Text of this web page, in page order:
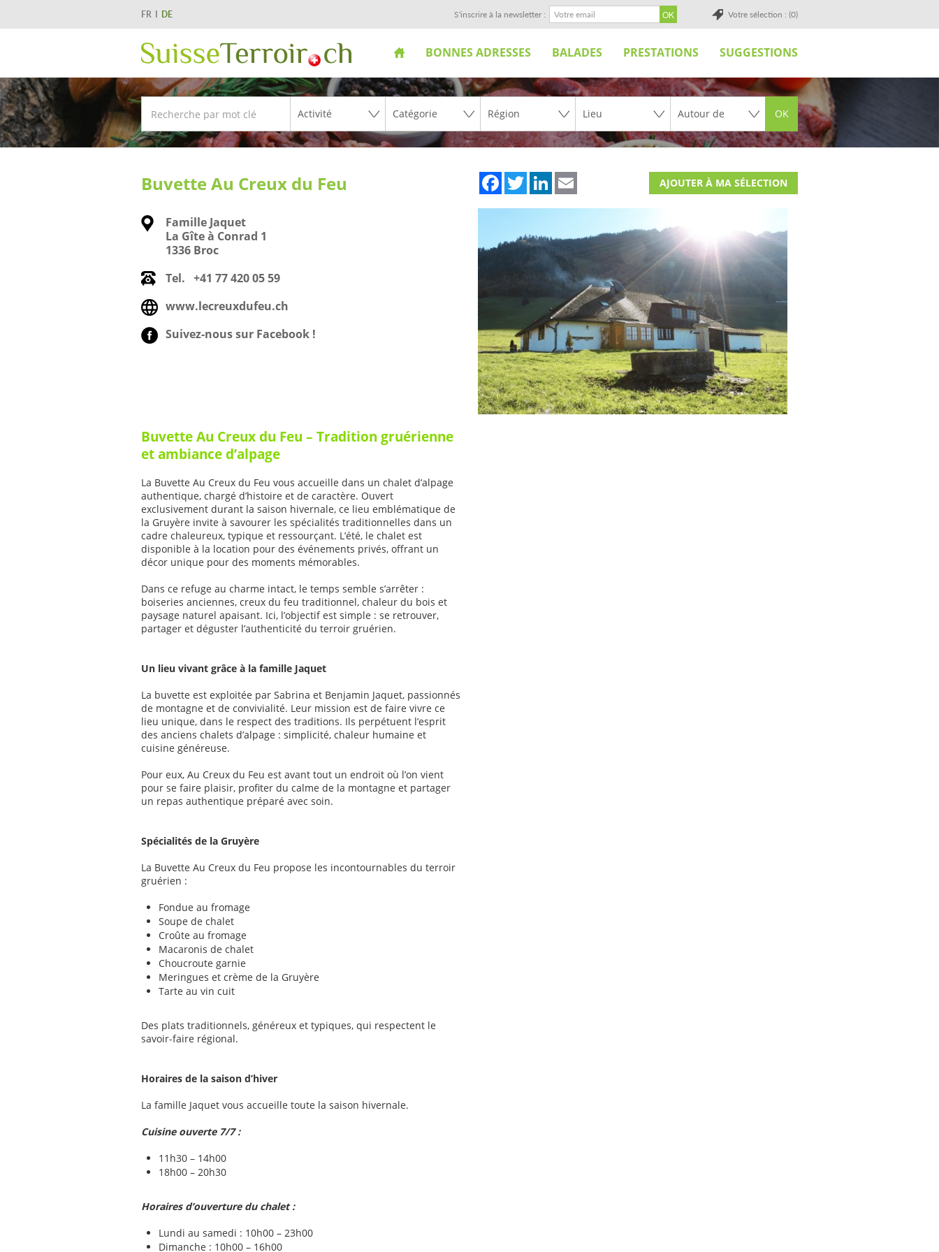
FR DE Votre sélection : (0)
S'inscrire à la newsletter :
BONNES ADRESSES BALADES PRESTATIONS SUGGESTIONS
OK
Buvette Au Creux du Feu FacebookTwitterLinkedIn AJOUTER À MA SÉLECTION
Famille Jaquet
La Gîte à Conrad 1
1336 Broc
Tel. +41 77 420 05 59
www.lecreuxdufeu.ch
Suivez-nous sur Facebook !
Buvette Au Creux du Feu – Tradition gruérienne
et ambiance d’alpage
La Buvette Au Creux du Feu vous accueille dans un chalet d’alpage
authentique, chargé d’histoire et de caractère. Ouvert
exclusivement durant la saison hivernale, ce lieu emblématique de
la Gruyère invite à savourer les spécialités traditionnelles dans un
cadre chaleureux, typique et ressourçant. L’été, le chalet est
disponible à la location pour des événements privés, offrant un
décor unique pour des moments mémorables.
Dans ce refuge au charme intact, le temps semble s’arrêter :
boiseries anciennes, creux du feu traditionnel, chaleur du bois et
paysage naturel apaisant. Ici, l’objectif est simple : se retrouver,
partager et déguster l’authenticité du terroir gruérien.
Un lieu vivant grâce à la famille Jaquet
La buvette est exploitée par Sabrina et Benjamin Jaquet, passionnés
de montagne et de convivialité. Leur mission est de faire vivre ce
lieu unique, dans le respect des traditions. Ils perpétuent l’esprit
des anciens chalets d’alpage : simplicité, chaleur humaine et
cuisine généreuse.
Pour eux, Au Creux du Feu est avant tout un endroit où l’on vient
pour se faire plaisir, profiter du calme de la montagne et partager
un repas authentique préparé avec soin.
Spécialités de la Gruyère
La Buvette Au Creux du Feu propose les incontournables du terroir
gruérien :
Fondue au fromage
Soupe de chalet
Croûte au fromage
Macaronis de chalet
Choucroute garnie
Meringues et crème de la Gruyère
Tarte au vin cuit
Des plats traditionnels, généreux et typiques, qui respectent le
savoir-faire régional.
Horaires de la saison d’hiver
La famille Jaquet vous accueille toute la saison hivernale.
Cuisine ouverte 7/7 :
11h30 – 14h00
18h00 – 20h30
Horaires d’ouverture du chalet :
Lundi au samedi : 10h00 – 23h00
Dimanche : 10h00 – 16h00